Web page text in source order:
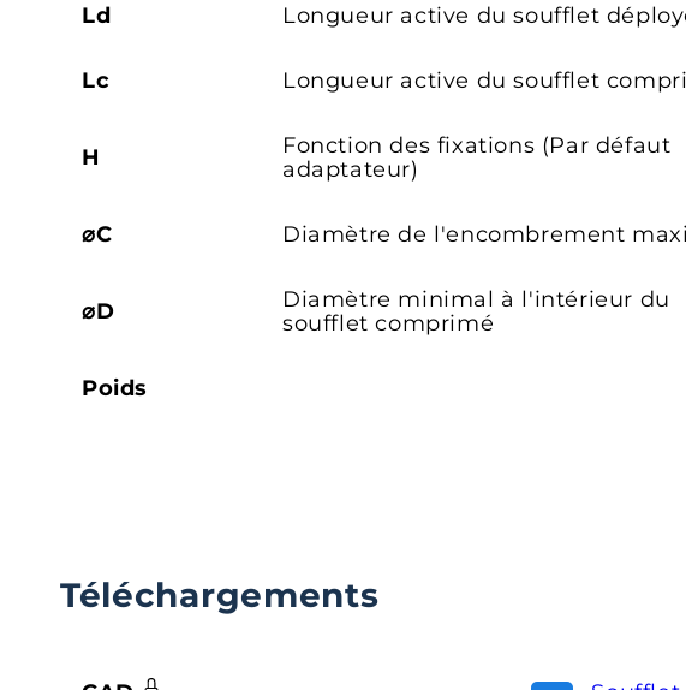
Ld Longueur active du soufflet
Lc Longueur active du soufflet
H
Fonction des fixations (Par défaut
adaptateur)
⌀C Diamètre de l'encombrement
⌀D
Diamètre minimal à l'intérieur du
soufflet comprimé
Poids
Téléchargements